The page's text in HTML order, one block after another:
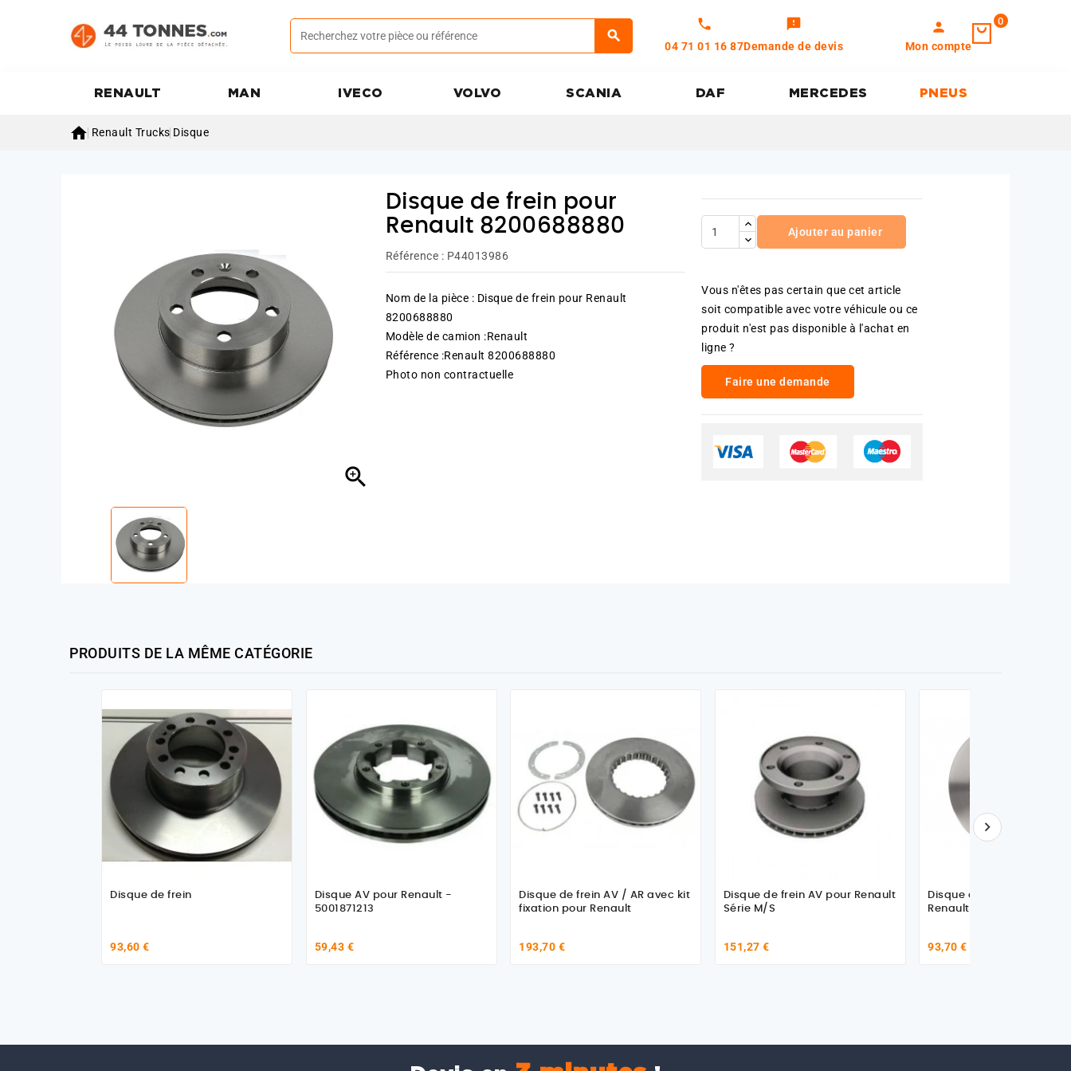
call
04 71 01 16 87
feedback
Demande de devis
person
Mon compte
0
RENAULT MAN IVECO VOLVO SCANIA DAF MERCEDES PNEUS
 Renault Trucks Disque

Disque de frein pour
Renault 8200688880
Référence : P44013986
Nom de la pièce : Disque de frein pour Renault
8200688880
Modèle de camion :Renault
Référence :Renault 8200688880
Photo non contractuelle
Ajouter au panier
Vous n'êtes pas certain que cet article
soit compatible avec votre véhicule ou ce
produit n'est pas disponible à l'achat en
ligne ?
Faire une demande
PRODUITS DE LA MÊME CATÉGORIE
Disque de frein
93,60 €
Disque AV pour Renault -
5001871213
59,43 €
Disque de frein AV / AR avec kit
fixation pour Renault
193,70 €
Disque de frein AV pour Renault
Série M/S
151,27 €
Disque de frein avant
Renault 5001871281
93,70 €
